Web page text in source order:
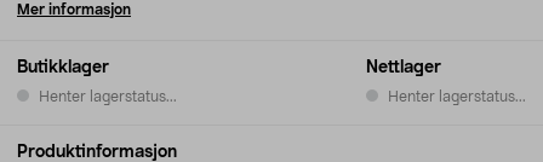
Butikklager
Henter lagerstatus...
Nettlager
Henter lagerstatus...
Mer informasjon
Produktinformasjon